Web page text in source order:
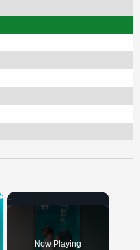
Now Playing